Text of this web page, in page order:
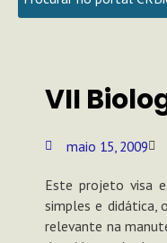
b
k
a
a
m
VII
maio 15, 2009
Este projeto visa
simples e didática,
relevante na